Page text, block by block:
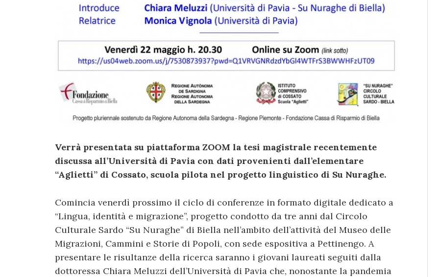
Verrà presentata su piattaforma ZOOM la tesi magistrale recentemente
discussa all’Università di Pavia con dati provenienti dall’elementare
“Aglietti” di Cossato, scuola pilota nel progetto linguistico di Su Nuraghe.
Comincia venerdì prossimo il ciclo di conferenze in formato digitale dedicato a
“Lingua, identità e migrazione”, progetto condotto da tre anni dal Circolo
Culturale Sardo “Su Nuraghe” di Biella nell’ambito dell’attività del Museo delle
Migrazioni, Cammini e Storie di Popoli, con sede espositiva a Pettinengo. A
presentare le risultanze della ricerca saranno i giovani laureati seguiti dalla
dottoressa Chiara Meluzzi dell’Università di Pavia che, nonostante la pandemia